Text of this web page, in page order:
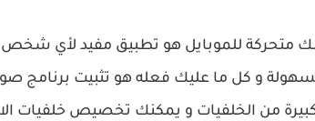
متحركة للموبايل هو تطبيق مفيد لأي
و كل ما عليك فعله هو تثبيت برنامج
من الخلفيات و يمكنك تخصيص خلفيات